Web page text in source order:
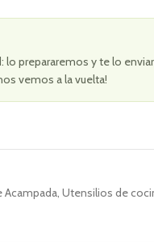
lo prepararemos y te lo
vemos a la vuelta!
Acampada, Utensilios de